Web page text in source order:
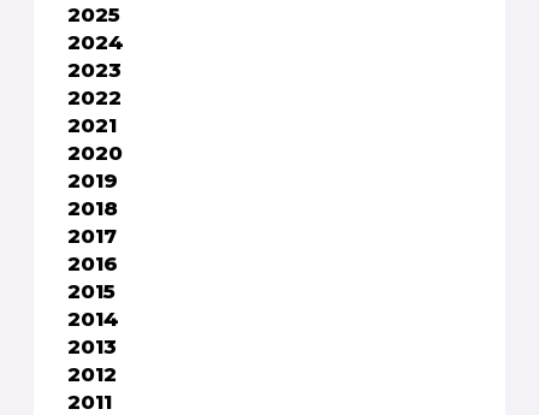
2025
2024
2023
2022
2021
2020
2019
2018
2017
2016
2015
2014
2013
2012
2011